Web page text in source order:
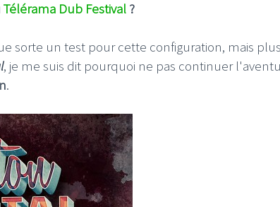
Télérama Dub Festival ?
sorte un test pour cette configuration, mais
, je me suis dit pourquoi ne pas continuer
.